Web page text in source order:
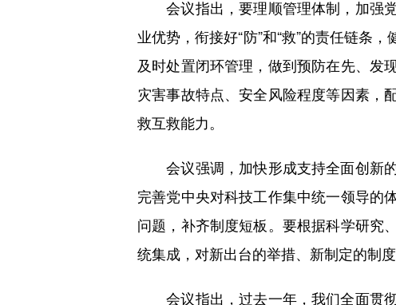
会议指出，要理顺管理体制，加强党
业优势，衔接好“防”和“救”的责任链条
及时处置闭环管理，做到预防在先、发
灾害事故特点、安全风险程度等因素，
救互救能力。
会议强调，加快形成支持全面创新的
完善党中央对科技工作集中统一领导的
问题，补齐制度短板。要根据科学研究
统集成，对新出台的举措、新制定的制
会议指出，过去一年，我们全面贯彻